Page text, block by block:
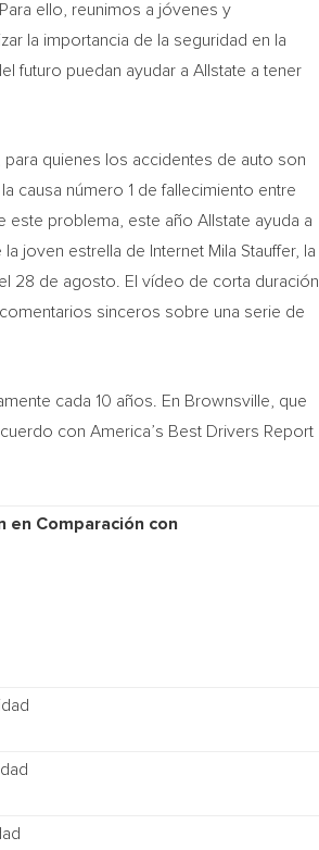
ello, reunimos a jóvenes y
la importancia de la seguridad en la
futuro puedan ayudar a Allstate a tener
quienes los accidentes de auto son
causa número 1 de fallecimiento entre
este problema, este año Allstate ayuda a
joven estrella de Internet Mila Stauffer, la
28 de agosto. El vídeo de corta duración
sinceros sobre una serie de
cada 10 años. En Brownsville , que
con America’s Best Drivers Report
en Comparación con